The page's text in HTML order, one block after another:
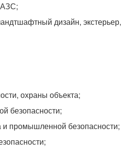
дизайн, экстерьер,
охраны объекта;
безопасности;
и промышленной безопасности;